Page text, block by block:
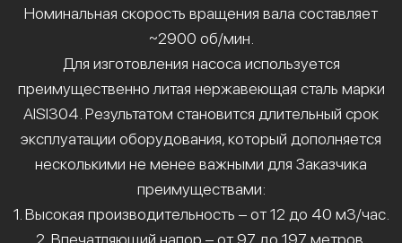
Номинальная скорость вращения вала составляет
~2900 об/мин.
Для изготовления насоса используется
преимущественно литая нержавеющая сталь марки
AISI304. Результатом становится длительный срок
эксплуатации оборудования, который дополняется
несколькими не менее важными для Заказчика
преимуществами:
1. Высокая производительность – от 12 до 40 м3/час.
2. Впечатляющий напор – от 97 до 197 метров.